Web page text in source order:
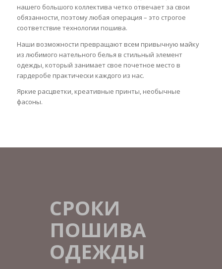
нашего большого коллектива четко отвечает за свои
обязанности, поэтому любая операция – это строгое
соответствие технологии пошива.
Наши возможности превращают всем привычную майку
из любимого нательного белья в стильный элемент
одежды, который занимает свое почетное место в
гардеробе практически каждого из нас.
Яркие расцветки, креативные принты , необычные
фасоны.
СРОКИ
ПОШИВА
ОДЕЖДЫ